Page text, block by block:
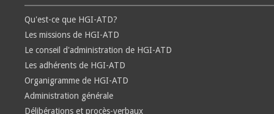
Qu'est-ce que HGI-ATD?
Les missions de HGI-ATD
Le conseil d'administration de HGI-ATD
Les adhérents de HGI-ATD
Organigramme de HGI-ATD
Administration générale
Délibérations et procès-verbaux